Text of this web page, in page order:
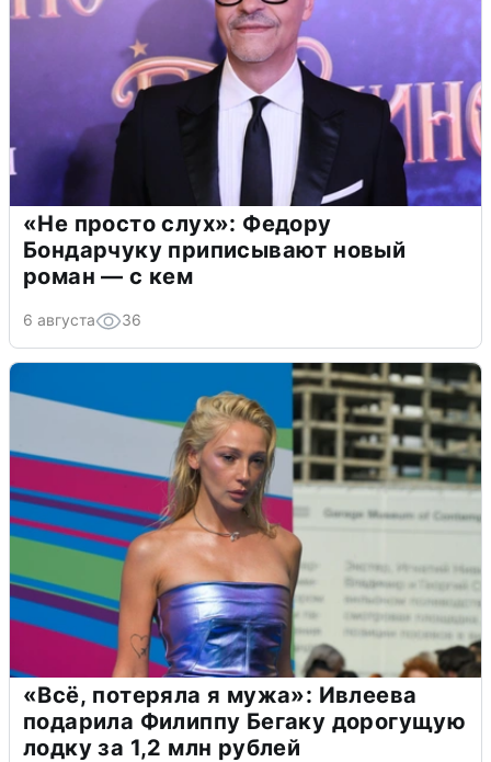
«Не просто слух»: Федору
Бондарчуку приписывают новый
роман — с кем
6 августа 36
«Всё, потеряла я мужа»: Ивлеева
подарила Филиппу Бегаку дорогущую
лодку за 1,2 млн рублей